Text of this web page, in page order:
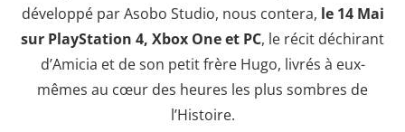
développé par Asobo Studio, nous contera, le 14 Mai
sur PlayStation 4, Xbox One et PC, le récit déchirant
d’Amicia et de son petit frère Hugo, livrés à eux-
mêmes au cœur des heures les plus sombres de
l’Histoire.